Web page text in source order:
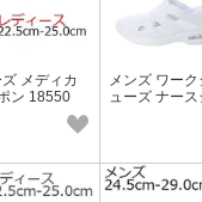
メディカ
ン 18550
メンズ ワー
ューズ ナー